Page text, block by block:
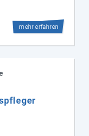
mehr erfahren